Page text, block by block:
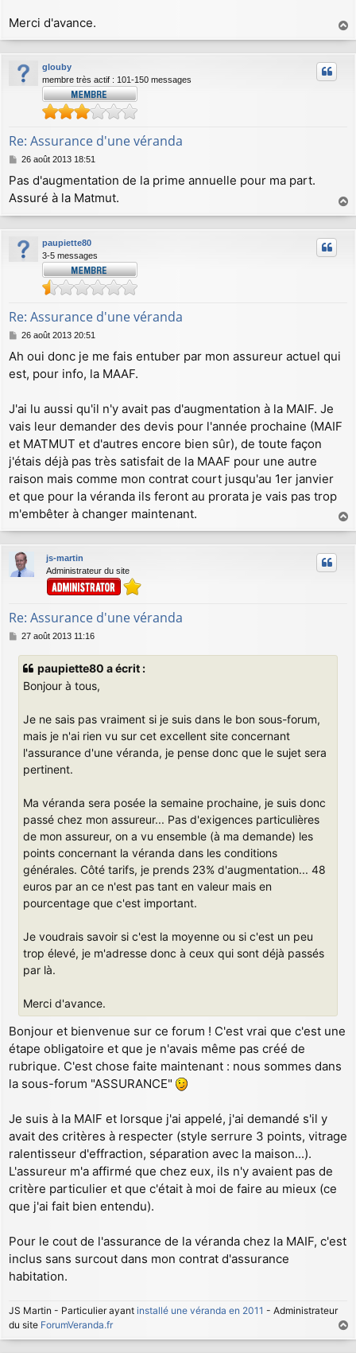
Merci d'avance.
a
u
glouby
membre très actif : 101-150 messages
Re: Assurance d'une véranda
M
s
s
26 août 2013 18:51
Pas d'augmentation de la prime annuelle pour ma part.
Assuré à la Matmut.
a
u
paupiette80
3-5 messages
Re: Assurance d'une véranda
M
s
s
e
26 août 2013 20:51
Ah oui donc je me fais entuber par mon assureur actuel qui
est, pour info, la MAAF.
J'ai lu aussi qu'il n'y avait pas d'augmentation à la MAIF. Je
vais leur demander des devis pour l'année prochaine (MAIF
et MATMUT et d'autres encore bien sûr), de toute façon
j'étais déjà pas très satisfait de la MAAF pour une autre
raison mais comme mon contrat court jusqu'au 1er janvier
et que pour la véranda ils feront au prorata je vais pas trop
m'embêter à changer maintenant.
a
u
js-martin
Administrateur du site
Re: Assurance d'une véranda
M
27 août 2013 11:16
paupiette80 a écrit :
Bonjour à tous,
Je ne sais pas vraiment si je suis dans le bon sous-forum,
mais je n'ai rien vu sur cet excellent site concernant
l'assurance d'une véranda, je pense donc que le sujet sera
pertinent.
Ma véranda sera posée la semaine prochaine, je suis donc
passé chez mon assureur... Pas d'exigences particulières
de mon assureur, on a vu ensemble (à ma demande) les
points concernant la véranda dans les conditions
générales. Côté tarifs, je prends 23% d'augmentation... 48
euros par an ce n'est pas tant en valeur mais en
pourcentage que c'est important.
Je voudrais savoir si c'est la moyenne ou si c'est un peu
trop élevé, je m'adresse donc à ceux qui sont déjà passés
par là.
Merci d'avance.
Bonjour et bienvenue sur ce forum ! C'est vrai que c'est une
étape obligatoire et que je n'avais même pas créé de
rubrique. C'est chose faite maintenant : nous sommes dans
la sous-forum "ASSURANCE"
Je suis à la MAIF et lorsque j'ai appelé, j'ai demandé s'il y
avait des critères à respecter (style serrure 3 points, vitrage
ralentisseur d'effraction, séparation avec la maison...).
L'assureur m'a affirmé que chez eux, ils n'y avaient pas de
critère particulier et que c'était à moi de faire au mieux (ce
que j'ai fait bien entendu).
Pour le cout de l'assurance de la véranda chez la MAIF, c'est
inclus sans surcout dans mon contrat d'assurance
habitation.
JS Martin - Particulier ayant installé une véranda en 2011 - Administrateur
du site ForumVeranda.fr
a